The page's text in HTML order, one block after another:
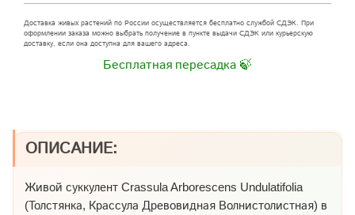
Доставка живых растений по России осуществляется бесплатно службой СДЭК. При
оформлении заказа можно выбрать получение в пункте выдачи СДЭК или курьерскую
доставку, если она доступна для вашего адреса.
Бесплатная пересадка 🍃
ОПИСАНИЕ:
Живой суккулент Crassula Arborescens Undulatifolia
(Толстянка, Крассула Древовидная Волнистолистная) в